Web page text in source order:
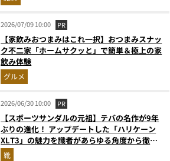
2026/07/09 10:00 PR
【家飲みおつまみはこれ一択】おつまみスナッ
ク不二家「ホームサクッと」で簡単＆極上の家
飲み体験
グルメ
2026/06/30 10:00 PR
【スポーツサンダルの元祖】テバの名作が9年
ぶりの進化！ アップデートした「ハリケーン
XLT3」の魅力を識者があらゆる角度から徹底
解説！
靴